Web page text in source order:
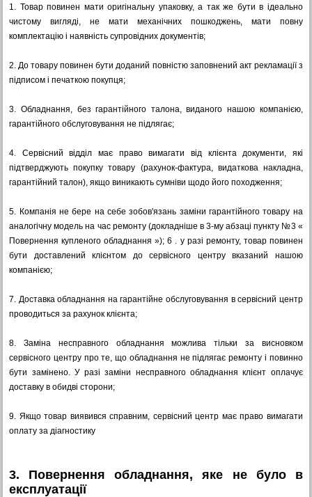
1. Товар повинен мати оригінальну упаковку, а так же бути в ідеально
чистому вигляді, не мати механічних пошкоджень, мати повну
комплектацію і наявність супровідних документів;
2. До товару повинен бути доданий повністю заповнений акт рекламації з
підписом і печаткою покупця;
3. Обладнання, без гарантійного талона, виданого нашою компанією,
гарантійного обслуговування не підлягає;
4.
Сервісний відділ має право вимагати від клієнта документи, які
підтверджують покупку товару (рахунок-фактура, видаткова накладна,
гарантійний талон), якщо виникають сумніви щодо його походження;
5. Компанія не бере на себе зобов'язань заміни гарантійного товару на
аналогічну модель на час ремонту (докладніше в 3-му абзаці пункту №3 «
Повернення купленого обладнання »); 6 . у разі ремонту, товар повинен
бути доставлений клієнтом до сервісного центру вказаний нашою
компанією;
7. Доставка обладнання на гарантійне обслуговування в сервісний центр
проводиться за рахунок клієнта;
8.
Заміна несправного обладнання можлива тільки за висновком
сервісного центру про те, що обладнання не підлягає ремонту і повинно
бути замінено. У разі заміни несправного обладнання клієнт оплачує
доставку в обидві сторони;
9. Якщо товар виявився справним, сервісний центр має право вимагати
оплату за діагностику
3. Повернення обладнання, яке не було в
експлуатації